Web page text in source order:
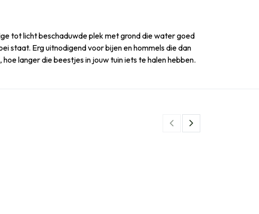
tot licht beschaduwde plek met grond die water goed
staat. Erg uitnodigend voor bijen en hommels die dan
langer die beestjes in jouw tuin iets te halen hebben.